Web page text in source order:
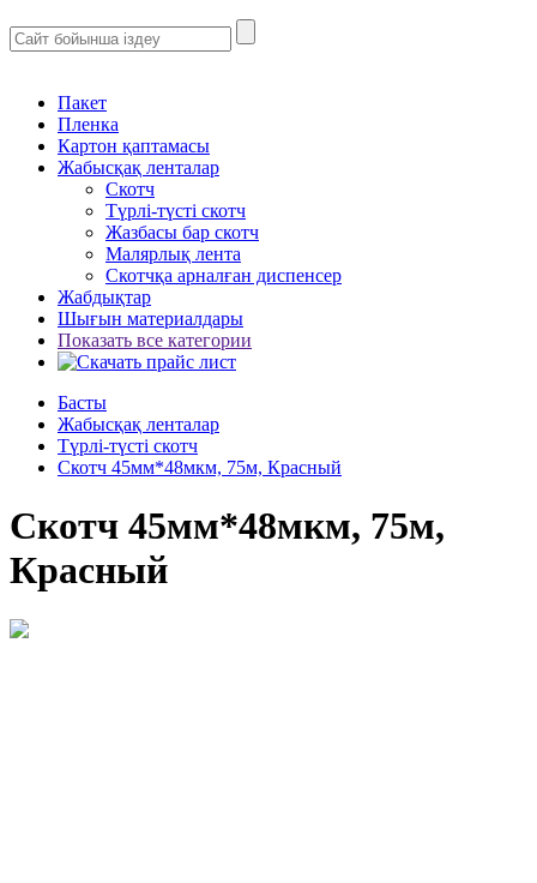
Пакет
Пленка
Картон қаптамасы
Жабысқақ ленталар
Скотч
Түрлі-түсті скотч
Жазбасы бар скотч
Малярлық лента
Скотчқа арналған диспенсер
Жабдықтар
Шығын материалдары
Показать все категории
Басты
Жабысқақ ленталар
Түрлі-түсті скотч
Скотч 45мм*48мкм, 75м, Красный
Скотч 45мм*48мкм, 75м,
Красный